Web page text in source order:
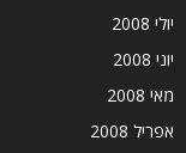
יולי 2008
יוני 2008
מאי 2008
אפריל 2008